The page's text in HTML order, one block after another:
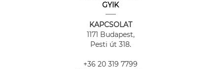
GYIK
KAPCSOLAT
1171 Budapest,
Pesti út 318.
+36 20 319 7799